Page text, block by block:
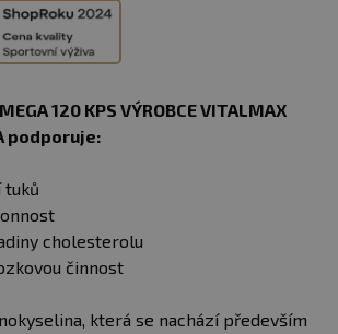
120 KPS VÝROBCE VITALMAX
podporuje:
tuků
cholesterolu
činnost
která se nachází především